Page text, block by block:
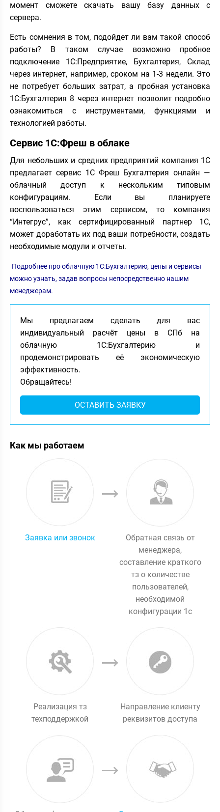
момент сможете скачать вашу базу данных с
сервера.
Есть сомнения в том, подойдет ли вам такой способ
работы? В таком случае возможно пробное
подключение 1С:Предприятие, Бухгалтерия, Склад
через интернет, например, сроком на 1-3 недели. Это
не потребует больших затрат, а пробная установка
1С:Бухгалтерия 8 через интернет позволит подробно
ознакомиться с инструментами, функциями и
технологией работы.
Сервис 1С:Фреш в облаке
Для небольших и средних предприятий компания 1С
предлагает сервис 1С Фреш Бухгалтерия онлайн —
облачный доступ к нескольким типовым
конфигурациям. Если вы планируете
воспользоваться этим сервисом, то компания
“Интегрус”, как сертифицированный партнер 1С,
может доработать их под ваши потребности, создать
необходимые модули и отчеты.
Подробнее про облачную 1С:Бухгалтерию, цены и сервисы
можно узнать, задав вопросы непосредственно нашим
менеджерам.
Мы предлагаем сделать для вас
индивидуальный расчёт цены в СПб на
облачную 1С:Бухгалтерию и
продемонстрировать её экономическую
эффективность.
Обращайтесь!
ОСТАВИТЬ ЗАЯВКУ
Как мы работаем
Заявка или звонок
Обратная связь от
менеджера,
составление краткого
тз о количестве
пользователей,
необходимой
конфигурации 1с
Реализация тз
техподдержкой
Направление клиенту
реквизитов доступа